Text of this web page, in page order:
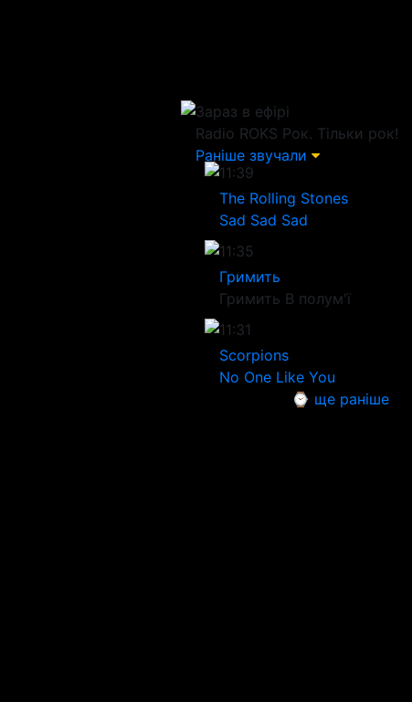
Зараз в ефірі
Radio ROKS Рок. Тільки рок!
Раніше звучали
11:39
The Rolling Stones
Sad Sad Sad
11:35
Гримить
Гримить В полум'ї
11:31
Scorpions
No One Like You
⌚ ще раніше